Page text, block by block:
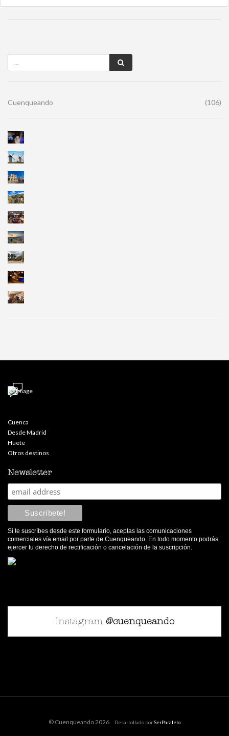
Cuenqueando (106)
Cuenca
Desde Madrid
Huete
Otros destinos
Newsletter
Si te suscríbes desde este formulario, aceptas las comunicaciones
comerciales vía email por parte de Cuenqueando. En todo momento podrás
ejercer tu derecho de rectificación o cancelación de la suscripción.
Instagram @cuenqueando
© Cuenqueando 2026 Desarrollado porSerParalelo